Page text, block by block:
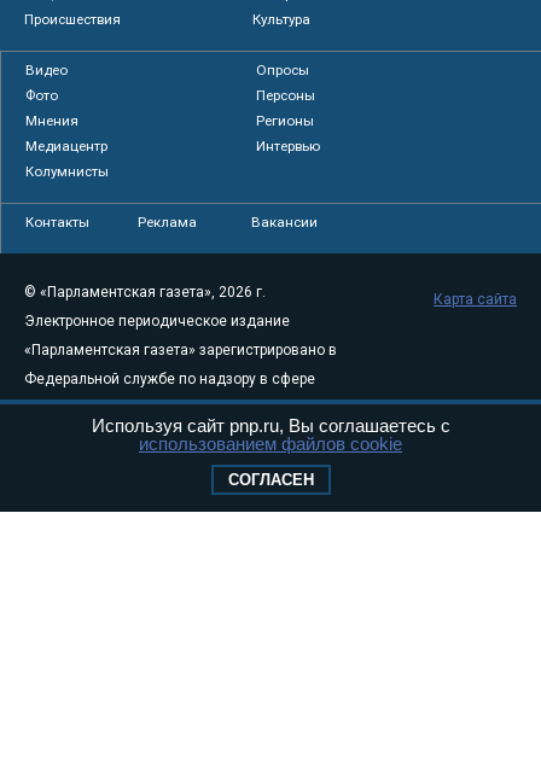
Происшествия
Культура
Видео
Опросы
Фото
Персоны
Мнения
Регионы
Медиацентр
Интервью
Колумнисты
Контакты Реклама Вакансии
© «Парламентская газета», 2026 г.
Электронное периодическое издание
«Парламентская газета» зарегистрировано в
Федеральной службе по надзору в сфере
связи, информационных технологий и
массовых коммуникаций (Роскомнадзор) 05
Свидетельство о регистрации Эл № ФС77-
Карта сайта
Используя сайт pnp.ru, Вы соглашаетесь с
использованием файлов cookie
СОГЛАСЕН